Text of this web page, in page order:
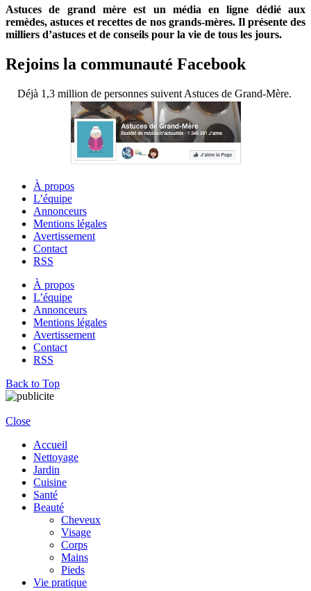
Astuces de grand mère est un média en ligne dédié aux
remèdes, astuces et recettes de nos grands-mères. Il présente des
milliers d’astuces et de conseils pour la vie de tous les jours.
Rejoins la communauté Facebook
Déjà 1,3 million de personnes suivent Astuces de Grand-Mère.
À propos
L’équipe
Annonceurs
Mentions légales
Avertissement
Contact
RSS
À propos
L’équipe
Annonceurs
Mentions légales
Avertissement
Contact
RSS
Back to Top
Close
Accueil
Nettoyage
Jardin
Cuisine
Santé
Beauté
Cheveux
Visage
Corps
Mains
Pieds
Vie pratique